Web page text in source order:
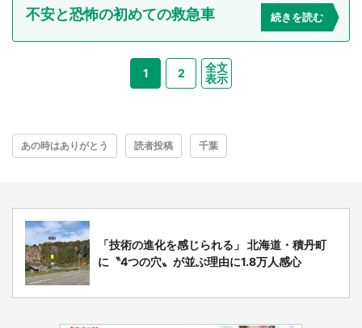
不安と恐怖の初めての救急車 続きを読む
1 2
全文
表示
あの時はありがとう 読者投稿 千葉
「技術の進化を感じられる」 北海道・積丹町
に〝4つの穴〟が並ぶ理由に1.8万人感心